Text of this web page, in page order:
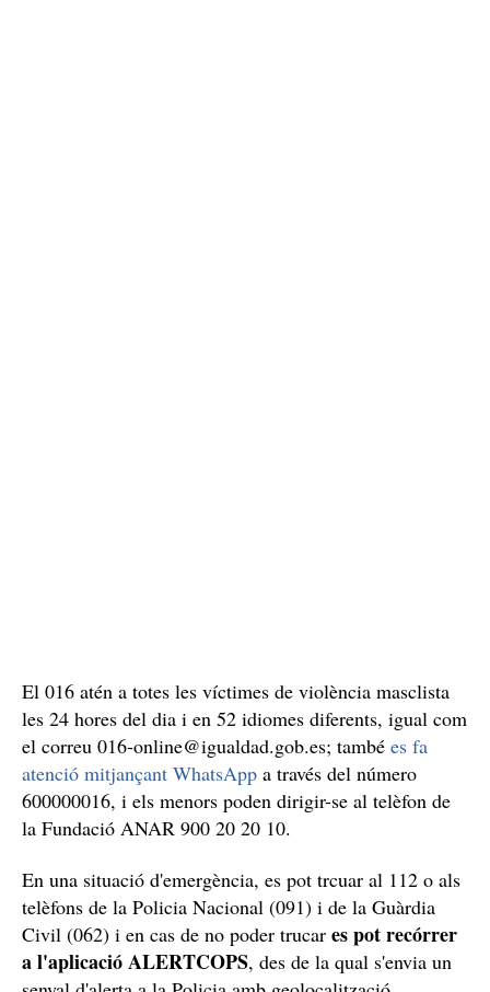
El 016 atén a totes les víctimes de violència masclista
les 24 hores del dia i en 52 idiomes diferents, igual com
el correu 016-online@igualdad.gob.es; també es fa
atenció mitjançant WhatsApp a través del número
600000016, i els menors poden dirigir-se al telèfon de
la Fundació ANAR 900 20 20 10.